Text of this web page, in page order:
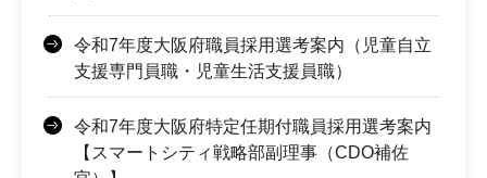
令和7年度大阪府職員採用選考案内（児童自立
支援専門員職・児童生活支援員職）
令和7年度大阪府特定任期付職員採用選考案内
【スマートシティ戦略部副理事（CDO補佐